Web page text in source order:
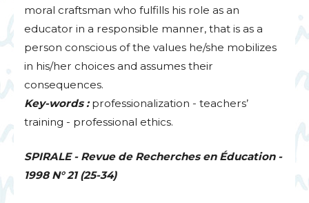
moral craftsman who fulfills his role as an
educator in a responsible manner, that is as a
person conscious of the values he/she mobilizes
in his/her choices and assumes their
consequences.
Key-words : professionalization - teachers’
training - professional ethics.
SPIRALE- Revue de Recherches en Éducation -
1998 N° 21 (25-34)